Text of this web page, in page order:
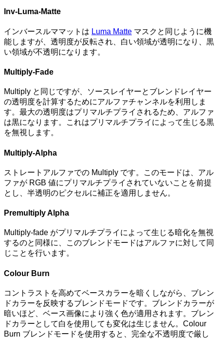
Inv-Luma-Matte
インバースルママットは Luma Matte マスクと同じように機
能しますが、透明度が反転され、白い領域が透明になり、黒
い領域が不透明になります。
Multiply-Fade
Multiply と同じですが、ソースレイヤーとブレンドレイヤー
の透明度を計算するためにアルファチャンネルを利用しま
す。最大の透明度はプリマルチプライされるため、アルファ
は黒になります。これはプリマルチプライによって生じる黒
を無視します。
Multiply-Alpha
ストレートアルファでの Multiply です。このモードは、アル
ファが RGB 値にプリマルチプライされていないことを前提
とし、半透明のピクセルに補正を適用しません。
Premultiply Alpha
Multiply-fade がプリマルチプライによって生じる暗化を無視
するのと同様に、このブレンドモードはアルファに対して同
じことを行います。
Colour Burn
コントラストを高めてベースカラーを暗くしながら、ブレン
ドカラーを反映するブレンドモードです。ブレンドカラーが
暗いほど、ベース画像により強く色が適用されます。ブレン
ドカラーとして白を使用しても変化は生じません。Colour
Burn ブレンドモードを使用すると、完全な不透明度で厳し